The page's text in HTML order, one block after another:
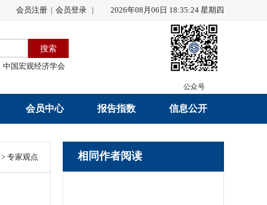
会员注册 会员登录 2026年08月06日 18:35:25 星期四
中国宏观经济学会
公众号
会员中心 报告指数 信息公开
> 专家观点 相同作者阅读